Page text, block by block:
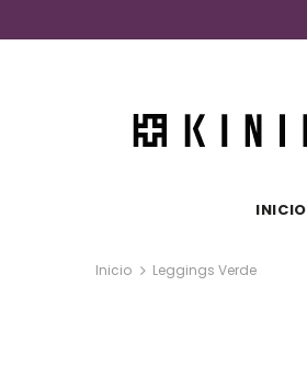
INICIO
Inicio Leggings Verde